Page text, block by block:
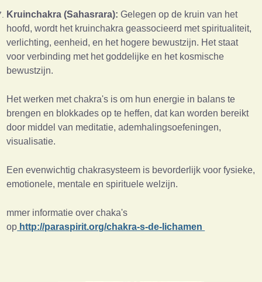
Kruinchakra (Sahasrara): Gelegen op de kruin van het
hoofd, wordt het kruinchakra geassocieerd met spiritualiteit,
verlichting, eenheid, en het hogere bewustzijn. Het staat
voor verbinding met het goddelijke en het kosmische
bewustzijn.
Het werken met chakra's is om hun energie in balans te
brengen en blokkades op te heffen, dat kan worden bereikt
door middel van meditatie, ademhalingsoefeningen,
visualisatie.
Een evenwichtig chakrasysteem is bevorderlijk voor fysieke,
emotionele, mentale en spirituele welzijn.
mmer informatie over chaka's
op http://paraspirit.org/chakra-s-de-lichamen